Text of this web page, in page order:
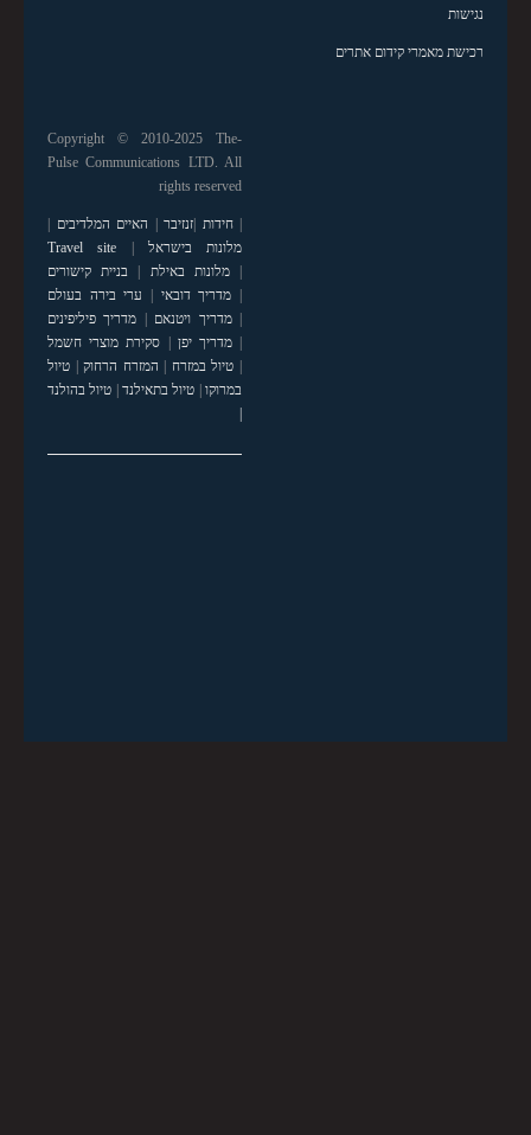
נגישות
רכישת מאמרי קידום אתרים
Copyright © 2010-2025 The-
Pulse Communications LTD. All
rights reserved
|חידות |זנזיבר | האיים המלדיבים |
מלונות בישראל |
Travel site
|מלונות באילת | בניית קישורים
| מדריך דובאי | ערי בירה בעולם
|מדריך ויטנאם | מדריך פיליפינים
|מדריך יפן | סקירת מוצרי חשמל
| טיול במזרח | המזרח הרחוק| טיול
במרוקו| טיול בתאילנד| טיול בהולנד
|